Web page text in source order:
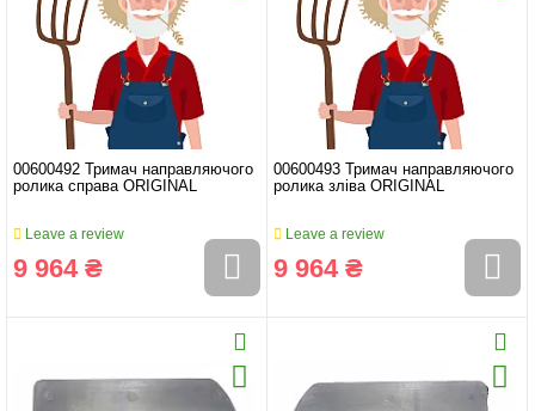
00600492 Тримач направляючого
ролика справа ORIGINAL
Leave a review
9 964 ₴
00600493 Тримач направляючого
ролика зліва ORIGINAL
Leave a review
9 964 ₴